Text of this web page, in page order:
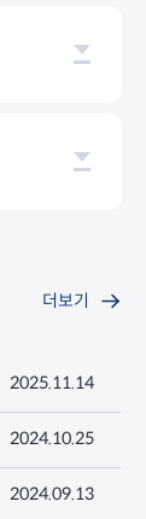
더보기
2025.11.14
2024.10.25
2024.09.13